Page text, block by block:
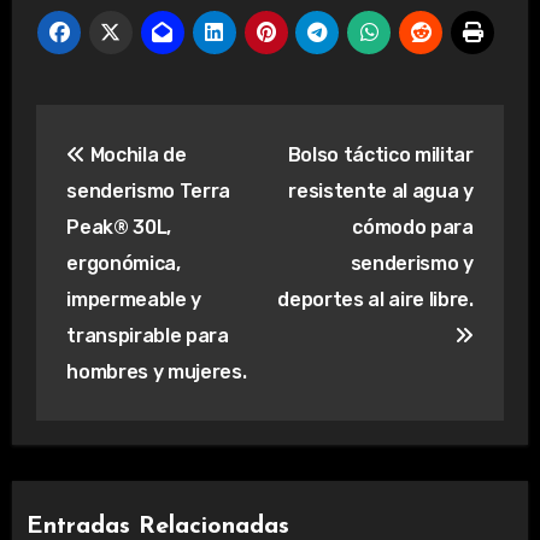
de
entradas
Mochila de
senderismo Terra
Peak® 30L,
ergonómica,
impermeable y
transpirable para
hombres y mujeres.
Bolso táctico militar
resistente al agua y
cómodo para
senderismo y
deportes al aire libre.
Entradas Relacionadas